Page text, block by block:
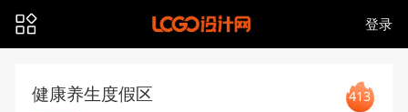
登录
健康养生度假区
413